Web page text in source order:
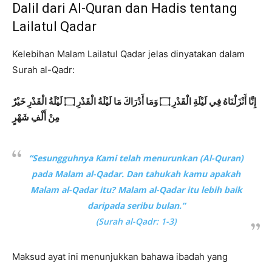
Dalil dari Al-Quran dan Hadis tentang
Lailatul Qadar
Kelebihan Malam Lailatul Qadar jelas dinyatakan dalam
Surah al-Qadr:
إِنَّا أَنْزَلْنَاهُ فِي لَيْلَةِ الْقَدْرِ ۝ وَمَا أَدْرَاكَ مَا لَيْلَةُ الْقَدْرِ ۝ لَيْلَةُ الْقَدْرِ خَيْرٌ
مِنْ أَلْفِ شَهْرٍ
“Sesungguhnya Kami telah menurunkan (Al-Quran)
pada Malam al-Qadar. Dan tahukah kamu apakah
Malam al-Qadar itu? Malam al-Qadar itu lebih baik
daripada seribu bulan.”
(Surah al-Qadr: 1-3)
Maksud ayat ini menunjukkan bahawa ibadah yang